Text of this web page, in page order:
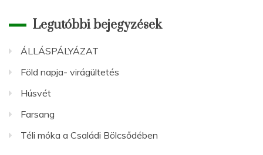
Legutóbbi bejegyzések
ÁLLÁSPÁLYÁZAT
Föld napja- virágültetés
Húsvét
Farsang
Téli móka a Családi Bölcsődében